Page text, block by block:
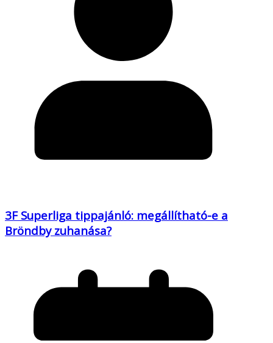
3F Superliga tippajánló: megállítható-e a
Bröndby zuhanása?